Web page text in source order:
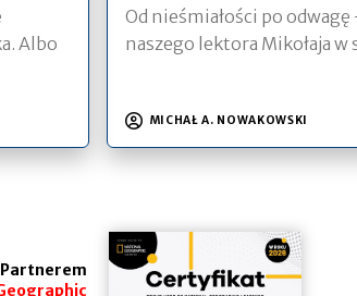
Albo
Od nieśmiałości po odwagę
naszego lektora Mikołaja
MICHAŁ A. NOWAKOWSKI
Partnerem